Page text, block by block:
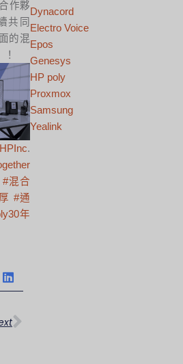
作夥
共同
的混
！
.
#混合
#通
年
下一篇
Dynacord
Electro Voice
Epos
Genesys
HP poly
Proxmox
Samsung
Yealink